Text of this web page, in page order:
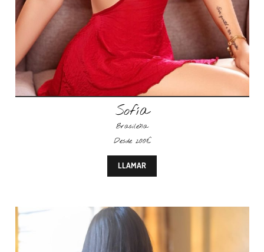
Sofía
Brasileña
Desde 200€
LLAMAR